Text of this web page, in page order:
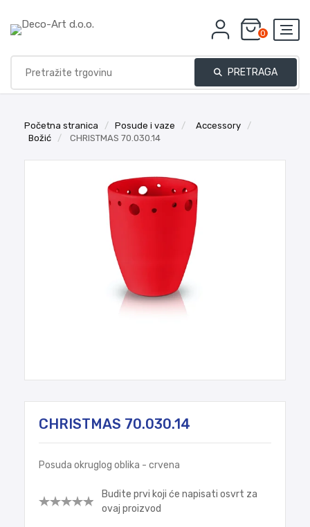
0
PRETRAGA
Početna stranica / Posude i vaze / Accessory
/
Božić
/ CHRISTMAS 70.030.14
CHRISTMAS 70.030.14
Posuda okruglog oblika - crvena
Budite prvi koji će napisati osvrt za
ovaj proizvod